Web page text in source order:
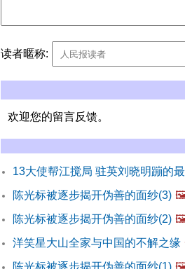
读者暱称:
欢迎您的留言反馈。
13大使帮江搅局 驻英刘晓明蹦的
陈光标被逐步揭开伪善的面纱(3)
陈光标被逐步揭开伪善的面纱(2)
洋笑星大山全家与中国的不解之缘
陈光标被逐步揭开伪善的面纱(1)